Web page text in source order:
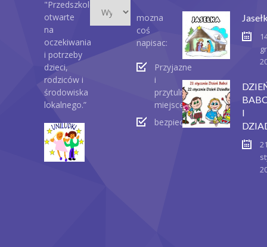
"Przedszkole
otwarte
na
oczekiwania
i potrzeby
dzieci,
rodziców i
środowiska
lokalnego.”
mozna
coś
napisac:
Przyjazne
i
przytulne
miejsce
bezpieczeństwo
I